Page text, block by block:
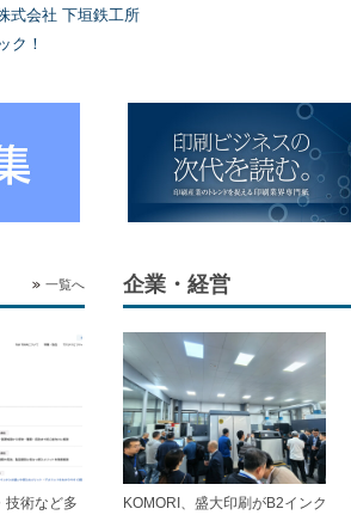
式会社 下垣鉄工所
ク！
一覧へ
技術など多
企業・経営
KOMORI、盛大印刷がB2インク